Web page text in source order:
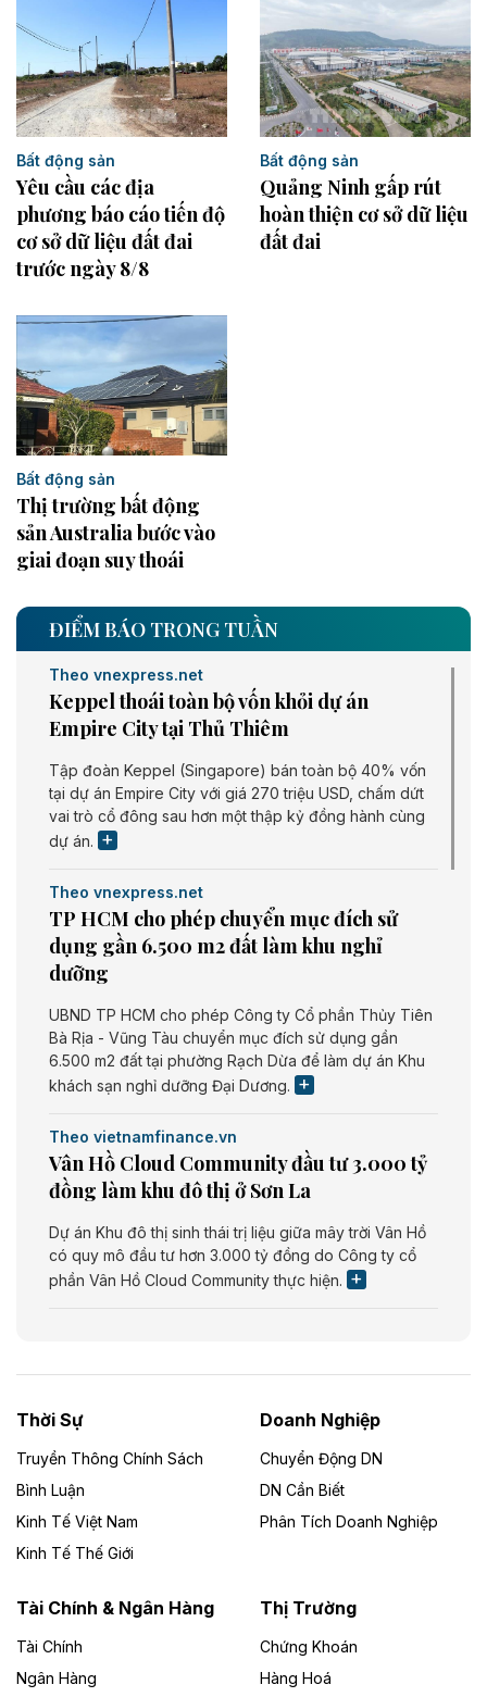
Bất động sản
Yêu cầu các địa
phương báo cáo tiến độ
cơ sở dữ liệu đất đai
trước ngày 8/8
Bất động sản
Quảng Ninh gấp rút
hoàn thiện cơ sở dữ liệu
đất đai
Bất động sản
Thị trường bất động
sản Australia bước vào
giai đoạn suy thoái
ĐIỂM BÁO TRONG TUẦN
Theo vnexpress.net
Keppel thoái toàn bộ vốn khỏi dự án
Empire City tại Thủ Thiêm
Tập đoàn Keppel (Singapore) bán toàn bộ 40% vốn
tại dự án Empire City với giá 270 triệu USD, chấm dứt
vai trò cổ đông sau hơn một thập kỷ đồng hành cùng
dự án.
Theo vnexpress.net
TP HCM cho phép chuyển mục đích sử
dụng gần 6.500 m2 đất làm khu nghỉ
dưỡng
UBND TP HCM cho phép Công ty Cổ phần Thủy Tiên
Bà Rịa - Vũng Tàu chuyển mục đích sử dụng gần
6.500 m2 đất tại phường Rạch Dừa để làm dự án Khu
khách sạn nghỉ dưỡng Đại Dương.
Theo vietnamfinance.vn
Vân Hồ Cloud Community đầu tư 3.000 tỷ
đồng làm khu đô thị ở Sơn La
Dự án Khu đô thị sinh thái trị liệu giữa mây trời Vân Hồ
có quy mô đầu tư hơn 3.000 tỷ đồng do Công ty cổ
phần Vân Hồ Cloud Community thực hiện.
Dự án Nhà máy xử lý rác và phát điện Bắc Giang do
Công ty TNHH Năng lượng môi trường Bắc Giang làm
Theo vietnamfinance.vn
Đức Long Gia Lai mở rộng ‘hệ sinh thái’
Lai
Bốn doanh nghiệp có sự góp vốn của Công ty Cổ
phần Tập đoàn Đức Long Gia Lai (HoSE: DLG) được
Thời Sự
Truyền Thông Chính Sách
Bình Luận
Kinh Tế Việt Nam
Kinh Tế Thế Giới
Doanh Nghiệp
Chuyển Động DN
DN Cần Biết
Phân Tích Doanh Nghiệp
Tài Chính & Ngân Hàng
Tài Chính
Ngân Hàng
Thị Trường
Chứng Khoán
Hàng Hoá